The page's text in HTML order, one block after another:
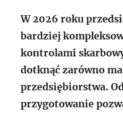
W 2026 roku
bardziej
kontrolami
dotknąć zarówno
przedsiębiorstwa.
przygotowanie